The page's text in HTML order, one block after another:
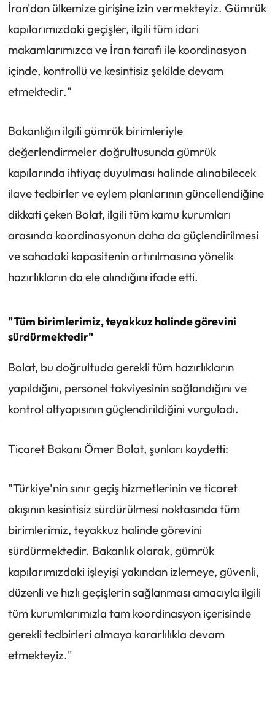
İran'dan ülkemize girişine izin vermekteyiz. Gümrük
kapılarımızdaki geçişler, ilgili tüm idari
makamlarımızca ve İran tarafı ile koordinasyon
içinde, kontrollü ve kesintisiz şekilde devam
etmektedir."
Bakanlığın ilgili gümrük birimleriyle
değerlendirmeler doğrultusunda gümrük
kapılarında ihtiyaç duyulması halinde alınabilecek
ilave tedbirler ve eylem planlarının güncellendiğine
dikkati çeken Bolat, ilgili tüm kamu kurumları
arasında koordinasyonun daha da güçlendirilmesi
ve sahadaki kapasitenin artırılmasına yönelik
hazırlıkların da ele alındığını ifade etti.
"Tüm birimlerimiz, teyakkuz halinde görevini
sürdürmektedir"
Bolat, bu doğrultuda gerekli tüm hazırlıkların
yapıldığını, personel takviyesinin sağlandığını ve
kontrol altyapısının güçlendirildiğini vurguladı.
Ticaret Bakanı Ömer Bolat, şunları kaydetti:
"Türkiye'nin sınır geçiş hizmetlerinin ve ticaret
akışının kesintisiz sürdürülmesi noktasında tüm
birimlerimiz, teyakkuz halinde görevini
sürdürmektedir. Bakanlık olarak, gümrük
kapılarımızdaki işleyişi yakından izlemeye, güvenli,
düzenli ve hızlı geçişlerin sağlanması amacıyla ilgili
tüm kurumlarımızla tam koordinasyon içerisinde
gerekli tedbirleri almaya kararlılıkla devam
etmekteyiz."